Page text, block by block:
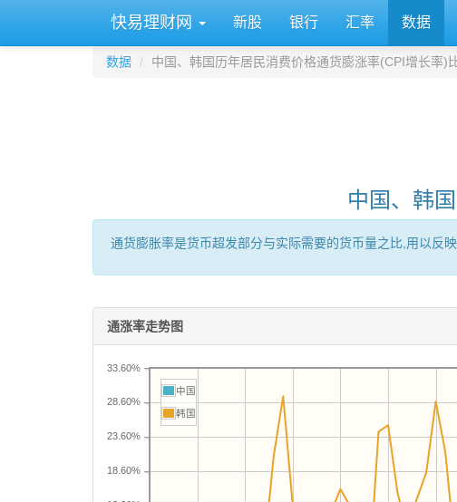
快易理财网 新股 银行 汇率 数据
数据 中国、韩国历年居民消费价格通货膨涨率(CPI增长率)
中国、韩
通货膨胀率是货币超发部分与实际需要的货币量之比,用以反
通涨率走势图
18.60%
23.60%
28.60%
33.60%
中国
韩国